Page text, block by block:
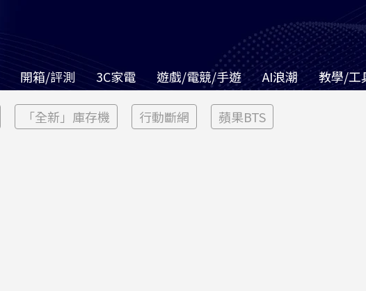
開箱/評測 3C家電 遊戲/電競/手遊 AI浪潮 教學/工
「全新」庫存機 行動斷網 蘋果BTS